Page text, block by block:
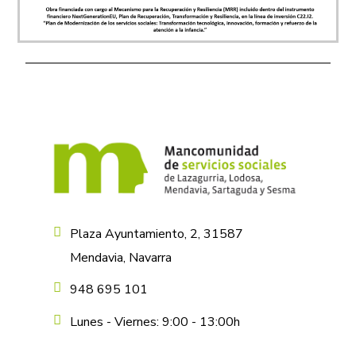
Plaza Ayuntamiento, 2, 31587
Mendavia, Navarra
948 695 101
Lunes - Viernes: 9:00 - 13:00h